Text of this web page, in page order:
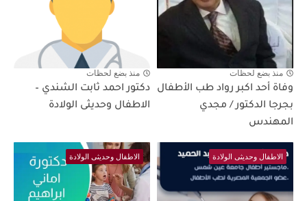
منذ بضع لحظات
وفاة أحد اكبر رواد طب الأطفال
بجرجا الدكتور / مجدي
المهندس
منذ بضع لحظات
دكتور احمد ثابت الشندي –
الاطفال وحديثى الولادة
الاطفال وحديثى الولادة الاطفال وحديثى الولادة